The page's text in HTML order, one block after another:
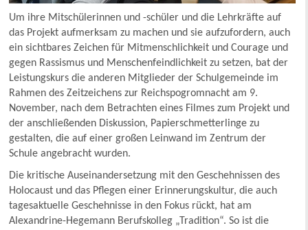
Um ihre Mitschülerinnen und -schüler und die Lehrkräfte auf
das Projekt aufmerksam zu machen und sie aufzufordern, auch
ein sichtbares Zeichen für Mitmenschlichkeit und Courage und
gegen Rassismus und Menschenfeindlichkeit zu setzen, bat der
Leistungskurs die anderen Mitglieder der Schulgemeinde im
Rahmen des Zeitzeichens zur Reichspogromnacht am 9.
November, nach dem Betrachten eines Filmes zum Projekt und
der anschließenden Diskussion, Papierschmetterlinge zu
gestalten, die auf einer großen Leinwand im Zentrum der
Schule angebracht wurden.
Die kritische Auseinandersetzung mit den Geschehnissen des
Holocaust und das Pflegen einer Erinnerungskultur, die auch
tagesaktuelle Geschehnisse in den Fokus rückt, hat am
Alexandrine-Hegemann Berufskolleg „Tradition“. So ist die